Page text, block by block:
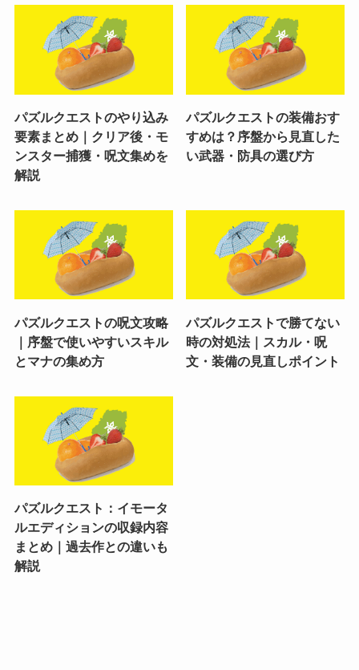
パズルクエストのやり込み
要素まとめ｜クリア後・モ
ンスター捕獲・呪文集めを
解説
パズルクエストの装備おす
すめは？序盤から見直した
い武器・防具の選び方
パズルクエストの呪文攻略
｜序盤で使いやすいスキル
とマナの集め方
パズルクエストで勝てない
時の対処法｜スカル・呪
文・装備の見直しポイント
パズルクエスト：イモータ
ルエディションの収録内容
まとめ｜過去作との違いも
解説